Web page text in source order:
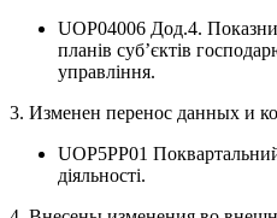
UOP04006 Дод.4.
планів суб’єктів
управління.
3. Изменен перенос данных и
UOP5PP01
діяльності.